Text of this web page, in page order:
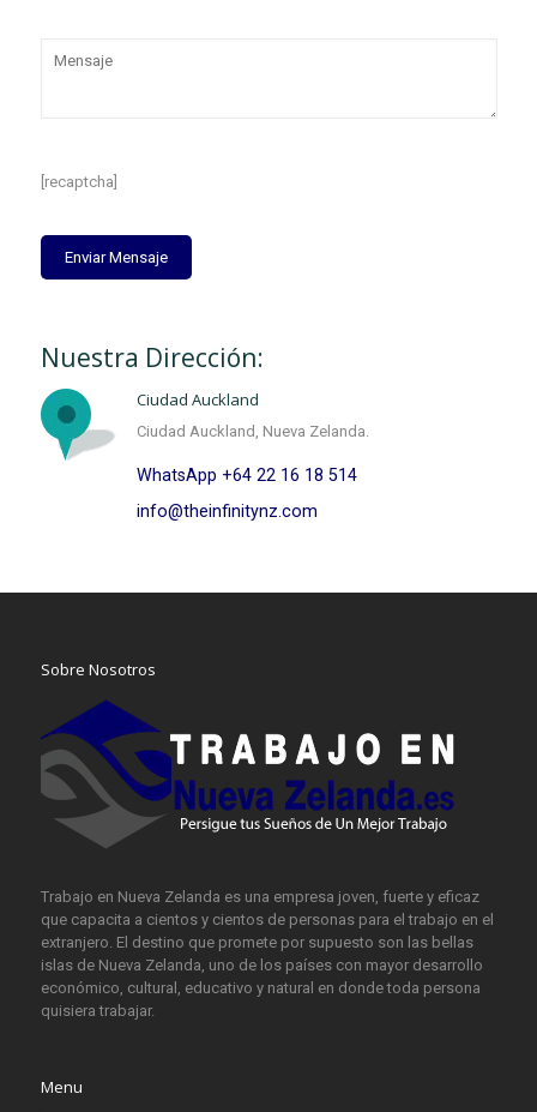
[recaptcha]
Nuestra Dirección:
Ciudad Auckland
Ciudad Auckland, Nueva Zelanda.
WhatsApp +64 22 16 18 514
info@theinfinitynz.com
Sobre Nosotros
Trabajo en Nueva Zelanda es una empresa joven, fuerte y eficaz
que capacita a cientos y cientos de personas para el trabajo en el
extranjero. El destino que promete por supuesto son las bellas
islas de Nueva Zelanda, uno de los países con mayor desarrollo
económico, cultural, educativo y natural en donde toda persona
quisiera trabajar.
Menu